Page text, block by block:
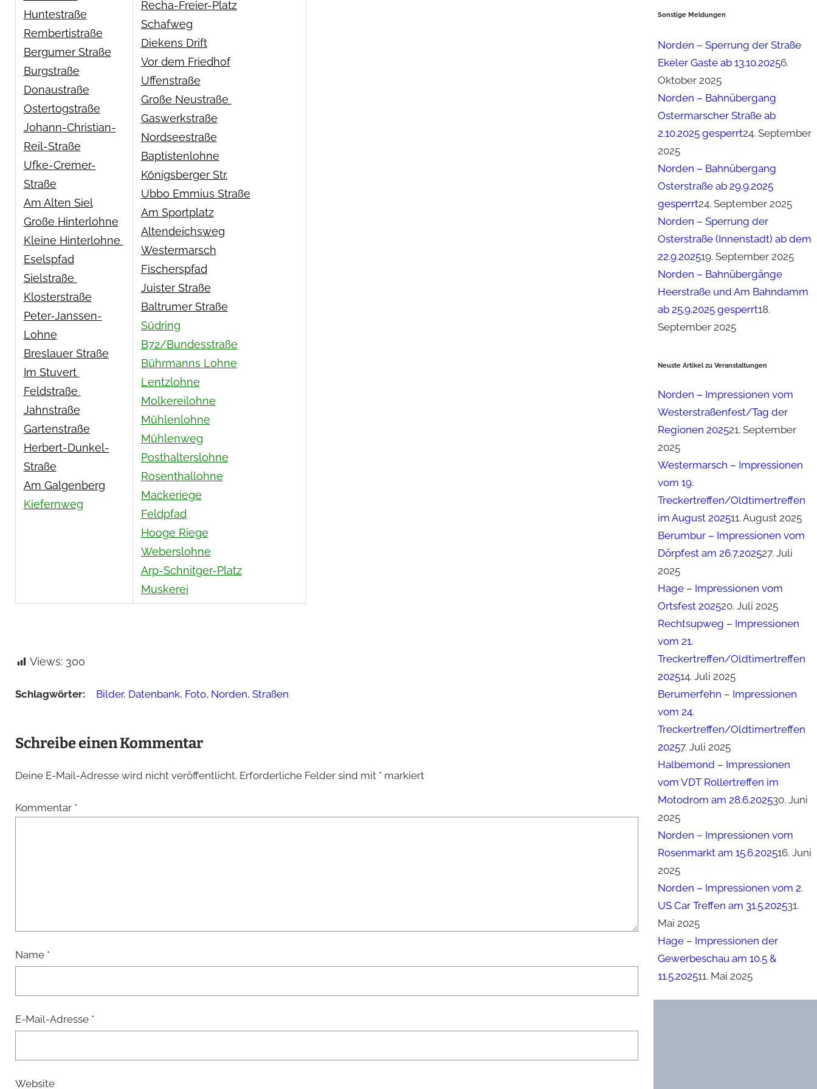
Huntestraße
Rembertistraße
Bergumer Straße
Burgstraße
Donaustraße
Ostertogstraße
Johann-Christian-
Reil-Straße
Ufke-Cremer-
Straße
Am Alten Siel
Große Hinterlohne
Kleine Hinterlohne
Eselspfad
Sielstraße
Klosterstraße
Peter-Janssen-
Lohne
Breslauer Straße
Im Stuvert
Feldstraße
Jahnstraße
Gartenstraße
Herbert-Dunkel-
Straße
Am Galgenberg
Kiefernweg
Recha-Freier-Platz
Schafweg
Diekens Drift
Vor dem Friedhof
Uffenstraße
Große Neustraße
Gaswerkstraße
Nordseestraße
Baptistenlohne
Königsberger Str.
Ubbo Emmius Straße
Am Sportplatz
Altendeichsweg
Westermarsch
Fischerspfad
Juister Straße
Baltrumer Straße
Südring
B72/Bundesstraße
Bührmanns Lohne
Lentzlohne
Molkereilohne
Mühlenlohne
Mühlenweg
Posthalterslohne
Rosenthallohne
Mackeriege
Feldpfad
Hooge Riege
Weberslohne
Arp-Schnitger-Platz
Muskerei
Views: 300
Schlagwörter: Bilder, Datenbank, Foto, Norden, Straßen
Schreibe einen Kommentar
Deine E-Mail-Adresse wird nicht veröffentlicht. Erforderliche Felder sind mit *markiert
Kommentar *
Name *
E-Mail-Adresse *
Website
Sonstige Meldungen
Norden – Sperrung der Straße
Ekeler Gaste ab 13.10.20256.
Oktober 2025
Norden – Bahnübergang
Ostermarscher Straße ab
2.10.2025 gesperrt24. September
2025
Norden – Bahnübergang
Osterstraße ab 29.9.2025
gesperrt24. September 2025
Norden – Sperrung der
Osterstraße (Innenstadt) ab dem
22.9.202519. September 2025
Norden – Bahnübergänge
Heerstraße und Am Bahndamm
ab 25.9.2025 gesperrt18.
September 2025
Neuste Artikel zu Veranstaltungen
Norden – Impressionen vom
Westerstraßenfest/Tag der
Regionen 202521. September
2025
Westermarsch – Impressionen
vom 19.
Treckertreffen/Oldtimertreffen
im August 202511. August 2025
Berumbur – Impressionen vom
Dörpfest am 26.7.202527. Juli
2025
Hage – Impressionen vom
Ortsfest 202520. Juli 2025
Rechtsupweg – Impressionen
vom 21.
Treckertreffen/Oldtimertreffen
202514. Juli 2025
Berumerfehn – Impressionen
vom 24.
Treckertreffen/Oldtimertreffen
20257. Juli 2025
Halbemond – Impressionen
vom VDT Rollertreffen im
Motodrom am 28.6.202530. Juni
2025
Norden – Impressionen vom
Rosenmarkt am 15.6.202516. Juni
2025
Norden – Impressionen vom 2.
US Car Treffen am 31.5.202531.
Mai 2025
Hage – Impressionen der
Gewerbeschau am 10.5 &
11.5.202511. Mai 2025